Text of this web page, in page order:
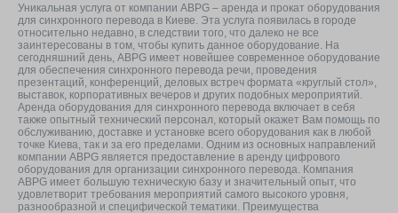
Уникальная услуга от компании ABPG – аренда и прокат оборудования
для синхронного перевода в Киеве. Эта услуга появилась в городе
относительно недавно, в следствии того, что далеко не все
заинтересованы в том, чтобы купить данное оборудование. На
сегодняшний день, ABPG имеет новейшее современное оборудование
для обеспечения синхронного перевода речи, проведения
презентаций, конференций, деловых встреч формата «круглый стол»,
выставок, корпоративных вечеров и других подобных мероприятий.
Аренда оборудования для синхронного перевода включает в себя
также опытный технический персонал, который окажет Вам помощь по
обслуживанию, доставке и установке всего оборудования как в любой
точке Киева, так и за его пределами. Одним из основных направлений
компании ABPG является предоставление в аренду цифрового
оборудования для организации синхронного перевода. Компания
ABPG имеет большую техническую базу и значительный опыт, что
удовлетворит требования мероприятий самого высокого уровня,
разнообразной и специфической тематики. Преимущества